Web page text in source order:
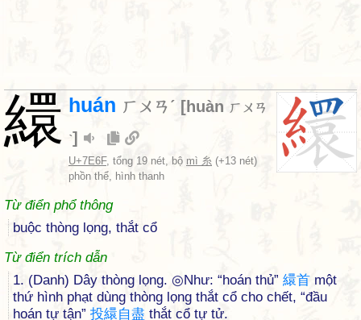
繯 huán ㄏㄨㄢˊ [huàn ㄏㄨㄢ
ˋ]
U+7E6F, tổng 19 nét, bộ mì 糸 (+13 nét)
phồn thể, hình thanh
Từ điển phổ thông
buộc thòng lọng, thắt cổ
Từ điển trích dẫn
1. (Danh) Dây thòng lọng. ◎Như: “hoán thủ” 繯首 một
thứ hình phạt dùng thòng lọng thắt cổ cho chết, “đầu
hoán tự tận” 投繯自盡 thắt cổ tự tử.